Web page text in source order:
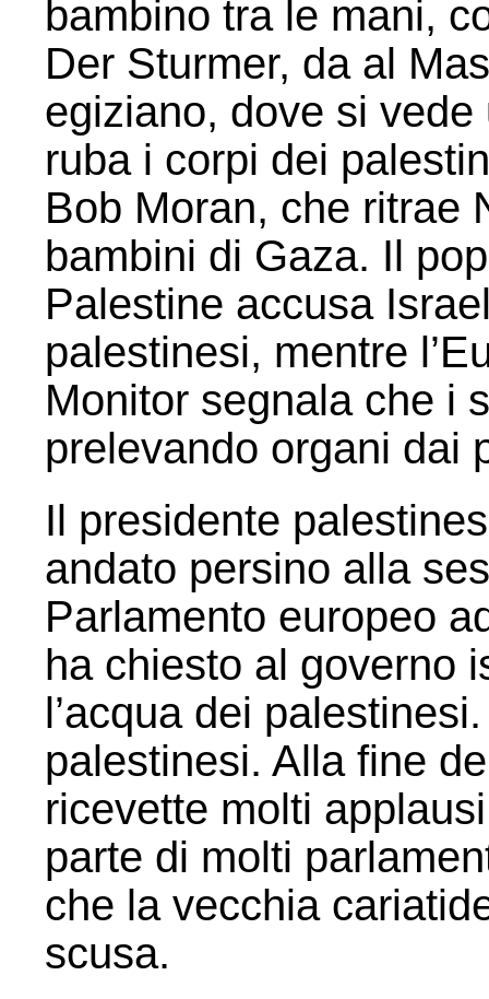
bambino tra le mani,
Der Sturmer, da al
egiziano, dove si
ruba i corpi dei
Bob Moran, che ritrae
bambini di Gaza. Il
Palestine accusa
palestinesi, mentre
Monitor segnala che i
prelevando organi dai
Il presidente
andato persino alla
Parlamento europeo
ha chiesto al governo
l’acqua dei
palestinesi. Alla fine
ricevette molti
parte di molti
che la vecchia
scusa.